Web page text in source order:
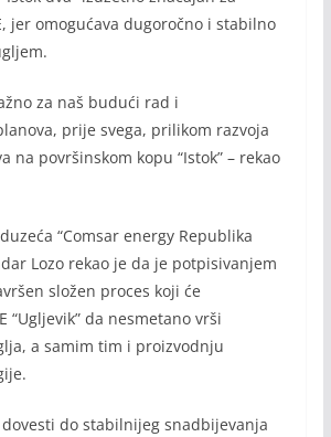
jer omogućava dugoročno i stabilno
za naš budući rad i
prije svega, prilikom razvoja
na površinskom kopu “Istok” – rekao
“Comsar energy Republika
Lozo rekao je da je potpisivanjem
složen proces koji će
“Ugljevik” da nesmetano vrši
a samim tim i proizvodnju
dovesti do stabilnijeg snadbijevanja